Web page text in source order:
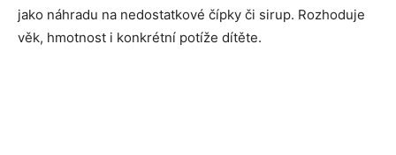
jako náhradu na nedostatkové čípky či sirup. Rozhoduje
věk, hmotnost i konkrétní potíže dítěte.